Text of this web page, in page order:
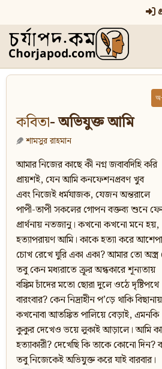
কবিতা- অভিযুক্ত আমি
শামসুর রাহমান
আমার নিজের কাছে কী নগ্ন জবাবদিহি করি
প্রায়শই, যেন আমি কনফেশনপ্রবণ খুব
এবং নিজেই ধর্মযাজক, যেজন অন্তরালে
পাপী-তাপী সকলের গোপন বক্তব্য শুনে
প্রার্থনায় নতজানু। কখনো কখনো মনে হয়,
হত্যাপরায়ণ আমি। কাকে হত্যা করে
চোখ রেখে ঘুরি একা একা? আমার তো অস্ত্র
তবু কেন মধ্যরাতে ক্রূর অন্ধকারে শূন্যতায়
বঙ্কিম চাঁদের মতো ছোরা দুলে ওঠে দৃষ্টিপথে
বারংবার? কেন নিদ্রাহীন প’ড়ে থাকি
কখনোবা আতঙ্কিত পালিয়ে বেড়াই, এমনকি
কুকুর দেখেও ভয়ে লুকাই আড়ালে। আমি
হত্যাকারী? দেখেছি কি তাকে কোনো দিন?
তবু নিজেকেই অভিযুক্ত করে যাই বারবার।